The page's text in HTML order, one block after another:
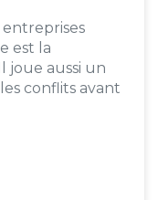
est la
joue aussi un
conflits avant